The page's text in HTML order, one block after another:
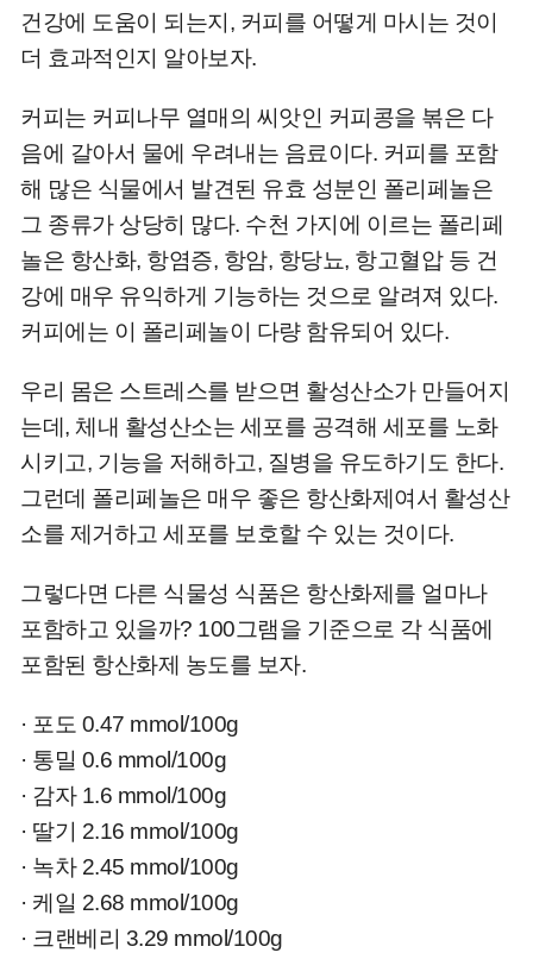
건강에 도움이 되는지, 커피를 어떻게 마시는 것이
더 효과적인지 알아보자.
커피는 커피나무 열매의 씨앗인 커피콩을 볶은 다
음에 갈아서 물에 우려내는 음료이다. 커피를 포함
해 많은 식물에서 발견된 유효 성분인 폴리페놀은
그 종류가 상당히 많다. 수천 가지에 이르는 폴리페
놀은 항산화, 항염증, 항암, 항당뇨, 항고혈압 등 건
강에 매우 유익하게 기능하는 것으로 알려져 있다.
커피에는 이 폴리페놀이 다량 함유되어 있다.
우리 몸은 스트레스를 받으면 활성산소가 만들어지
는데, 체내 활성산소는 세포를 공격해 세포를 노화
시키고, 기능을 저해하고, 질병을 유도하기도 한다.
그런데 폴리페놀은 매우 좋은 항산화제여서 활성산
소를 제거하고 세포를 보호할 수 있는 것이다.
그렇다면 다른 식물성 식품은 항산화제를 얼마나
포함하고 있을까? 100그램을 기준으로 각 식품에
포함된 항산화제 농도를 보자.
· 포도 0.47 mmol/100g
· 통밀 0.6 mmol/100g
· 감자 1.6 mmol/100g
· 딸기 2.16 mmol/100g
· 녹차 2.45 mmol/100g
· 케일 2.68 mmol/100g
· 크랜베리 3.29 mmol/100g